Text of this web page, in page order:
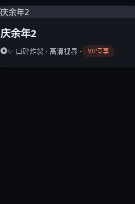
庆余年2
✨ 口碑炸裂 · 高清视界 · VIP专享